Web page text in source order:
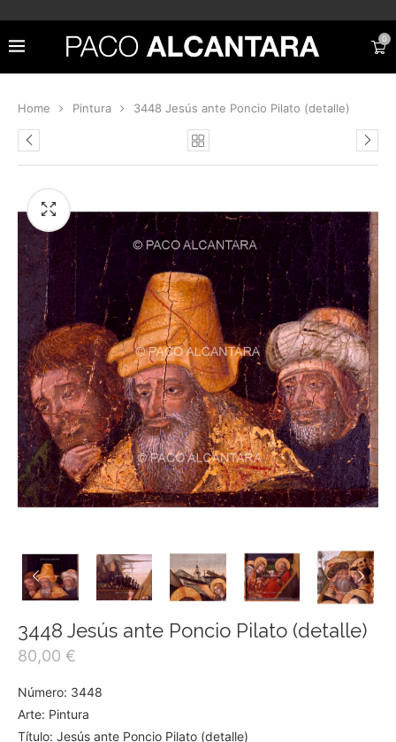
0
Home Pintura 3448 Jesús ante Poncio Pilato (detalle)
3448 Jesús ante Poncio Pilato (detalle)
80,00 €
Número: 3448
Arte: Pintura
Título: Jesús ante Poncio Pilato (detalle)